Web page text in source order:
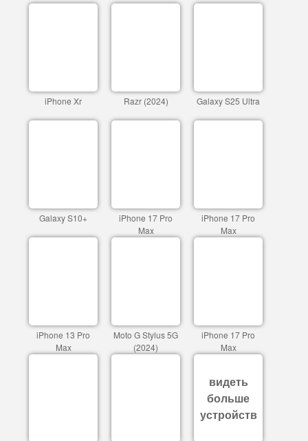
iPhone Xr Razr (2024) Galaxy S25 Ultra
Galaxy S10+
iPhone 17 Pro
Max
iPhone 17 Pro
Max
iPhone 13 Pro
Max
Moto G Stylus 5G
(2024)
iPhone 17 Pro
Max
видеть
больше
устройств